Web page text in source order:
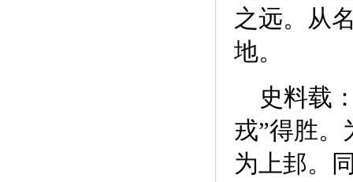
之远。从
地。
史料载
戎”得胜。
为上邽。